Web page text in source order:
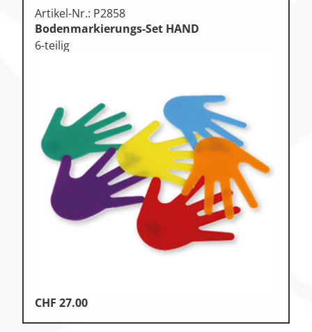
Artikel-Nr.: P2858
Bodenmarkierungs-Set HAND
6-teilig
CHF 27.00